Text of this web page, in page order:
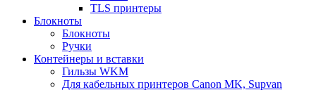
TLS принтеры
Блокноты
Блокноты
Ручки
Контейнеры и вставки
Гильзы WKM
Для кабельных принтеров Canon MK, Supvan